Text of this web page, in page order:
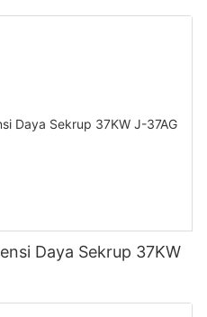
Daya Sekrup 37KW